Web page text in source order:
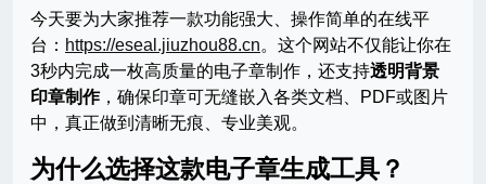
今天要为大家推荐一款功能强大、操作简单的在线平
台： https://eseal.jiuzhou88.cn。这个网站不仅能让你在
3秒内完成一枚高质量的电子章制作，还支持透明背景
印章制作，确保印章可无缝嵌入各类文档、PDF或图片
中，真正做到清晰无痕、专业美观。
为什么选择这款电子章生成工具？